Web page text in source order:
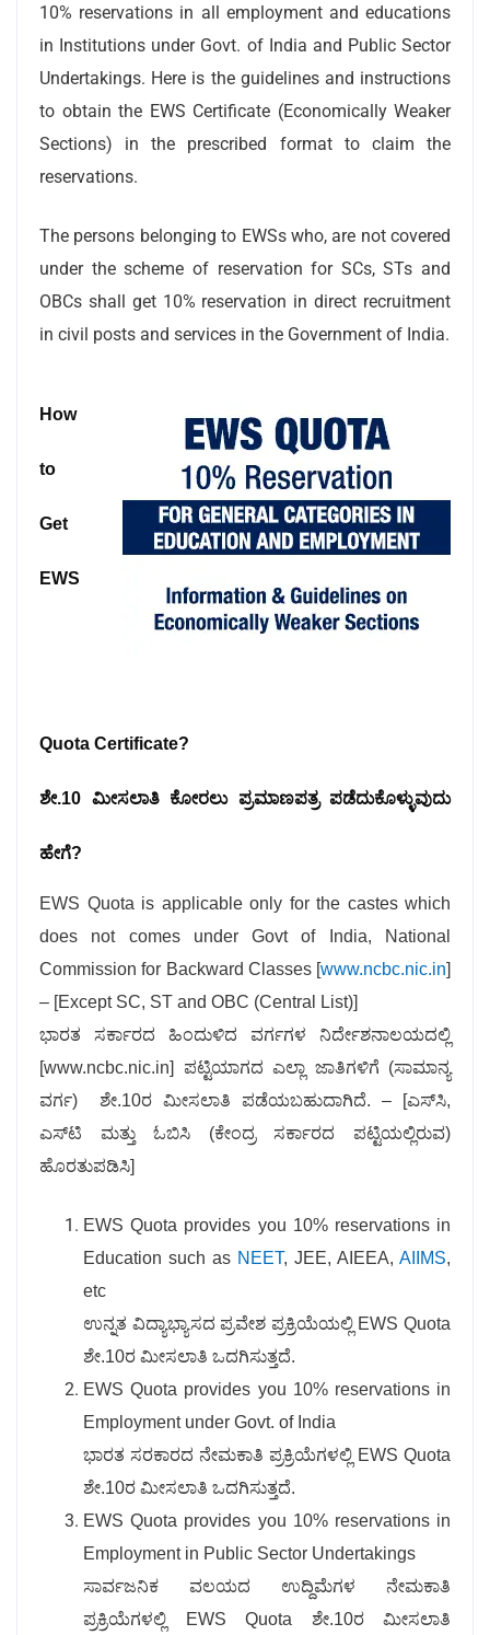
10% reservations in all employment and educations
in Institutions under Govt. of India and Public Sector
Undertakings. Here is the guidelines and instructions
to obtain the EWS Certificate (Economically Weaker
Sections) in the prescribed format to claim the
reservations.
The persons belonging to EWSs who, are not covered
under the scheme of reservation for SCs, STs and
OBCs shall get 10% reservation in direct recruitment
in civil posts and services in the Government of India.
How
to
Get
EWS
Quota Certificate?
ಶೇ.10 ಮೀಸಲಾತಿ ಕೋರಲು ಪ್ರಮಾಣಪತ್ರ ಪಡೆದುಕೊಳ್ಳುವುದು
ಹೇಗೆ?
EWS Quota is applicable only for the castes which
does not comes under Govt of India, National
Commission for Backward Classes [www.ncbc.nic.in]
– [Except SC, ST and OBC (Central List)]
ಭಾರತ ಸರ್ಕಾರದ ಹಿಂದುಳಿದ ವರ್ಗಗಳ ನಿರ್ದೇಶನಾಲಯದಲ್ಲಿ
[www.ncbc.nic.in] ಪಟ್ಟಿಯಾಗದ ಎಲ್ಲಾ ಜಾತಿಗಳಿಗೆ (ಸಾಮಾನ್ಯ
ವರ್ಗ) ಶೇ.10ರ ಮೀಸಲಾತಿ ಪಡೆಯಬಹುದಾಗಿದೆ. – [ಎಸ್‍ಸಿ,
ಎಸ್‍ಟಿ ಮತ್ತು ಓಬಿಸಿ (ಕೇಂದ್ರ ಸರ್ಕಾರದ ಪಟ್ಟಿಯಲ್ಲಿರುವ)
ಹೊರತುಪಡಿಸಿ]
EWS Quota provides you 10% reservations in
Education such as NEET, JEE, AIEEA, AIIMS,
etc
ಉನ್ನತ ವಿದ್ಯಾಭ್ಯಾಸದ ಪ್ರವೇಶ ಪ್ರಕ್ರಿಯೆಯಲ್ಲಿ EWS Quota
ಶೇ.10ರ ಮೀಸಲಾತಿ ಒದಗಿಸುತ್ತದೆ.
EWS Quota provides you 10% reservations in
Employment under Govt. of India
ಭಾರತ ಸರಕಾರದ ನೇಮಕಾತಿ ಪ್ರಕ್ರಿಯೆಗಳಲ್ಲಿ EWS Quota
ಶೇ.10ರ ಮೀಸಲಾತಿ ಒದಗಿಸುತ್ತದೆ.
EWS Quota provides you 10% reservations in
Employment in Public Sector Undertakings
ಸಾರ್ವಜನಿಕ ವಲಯದ ಉದ್ದಿಮೆಗಳ ನೇಮಕಾತಿ
ಪ್ರಕ್ರಿಯೆಗಳಲ್ಲಿ EWS Quota ಶೇ.10ರ ಮೀಸಲಾತಿ